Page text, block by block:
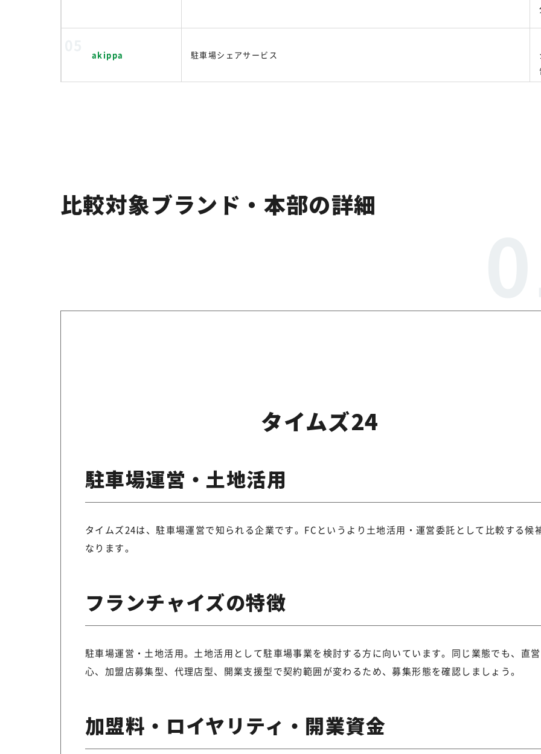
akippa 駐車場シェアサービス
比較対象ブランド・本部の詳細
タイムズ24
駐車場運営・土地活用
タイムズ24は、駐車場運営で知られる企業です。FCというより土地活用・運営委託として比較する候
なります。
フランチャイズの特徴
駐車場運営・土地活用。土地活用として駐車場事業を検討する方に向いています。同じ業態でも、直
心、加盟店募集型、代理店型、開業支援型で契約範囲が変わるため、募集形態を確認しましょう。
加盟料・ロイヤリティ・開業資金